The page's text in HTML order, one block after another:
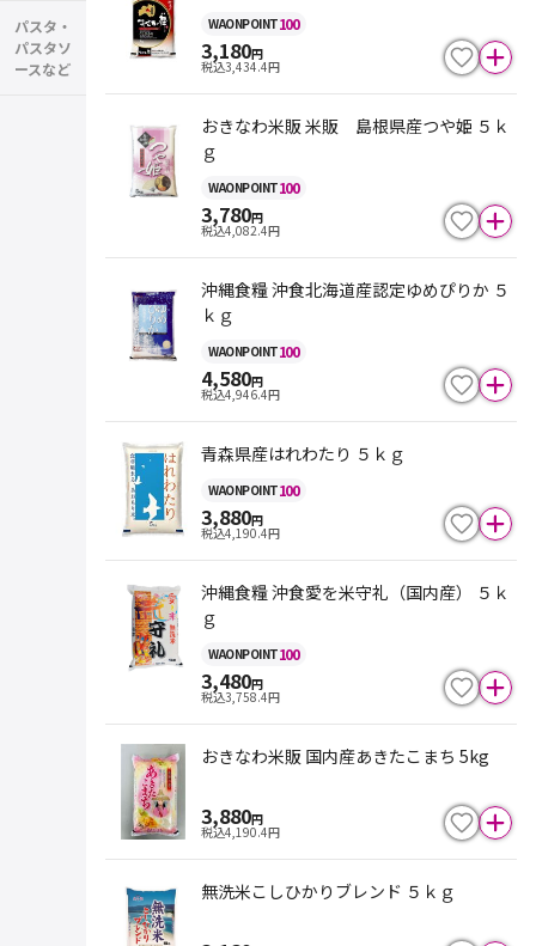
パスタ・
パスタソ
ースなど
WAONPOINT100
3,180円
税込3,434.4円
おきなわ米販 米販 島根県産つや姫 ５ｋ
ｇ
WAONPOINT100
3,780円
税込4,082.4円
沖縄食糧 沖食北海道産認定ゆめぴりか ５
ｋｇ
WAONPOINT100
4,580円
税込4,946.4円
青森県産はれわたり ５ｋｇ
WAONPOINT100
3,880円
税込4,190.4円
沖縄食糧 沖食愛を米守礼（国内産） ５ｋ
ｇ
WAONPOINT100
3,480円
税込3,758.4円
おきなわ米販 国内産あきたこまち 5kg
3,880円
税込4,190.4円
無洗米こしひかりブレンド ５ｋｇ